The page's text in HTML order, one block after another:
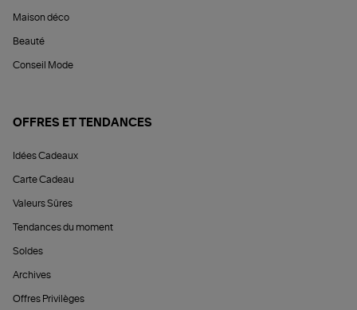
Maison déco
Beauté
Conseil Mode
OFFRES ET TENDANCES
Idées Cadeaux
Carte Cadeau
Valeurs Sûres
Tendances du moment
Soldes
Archives
Offres Privilèges